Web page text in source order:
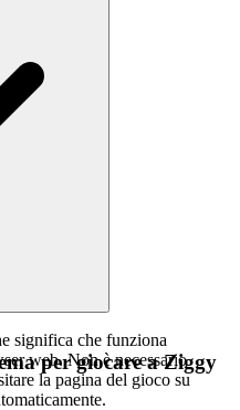
significa che funziona
web. Non è necessario
la pagina del gioco su
per giocare a Ziggy